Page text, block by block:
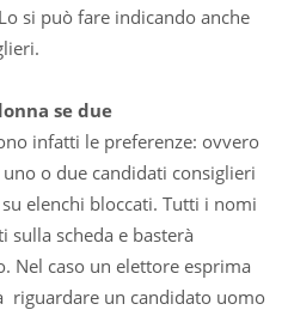
si può fare indicando anche
se due
infatti le preferenze: ovvero
o due candidati consiglieri
elenchi bloccati. Tutti i nomi
scheda e basterà
Nel caso un elettore esprima
riguardare un candidato uomo